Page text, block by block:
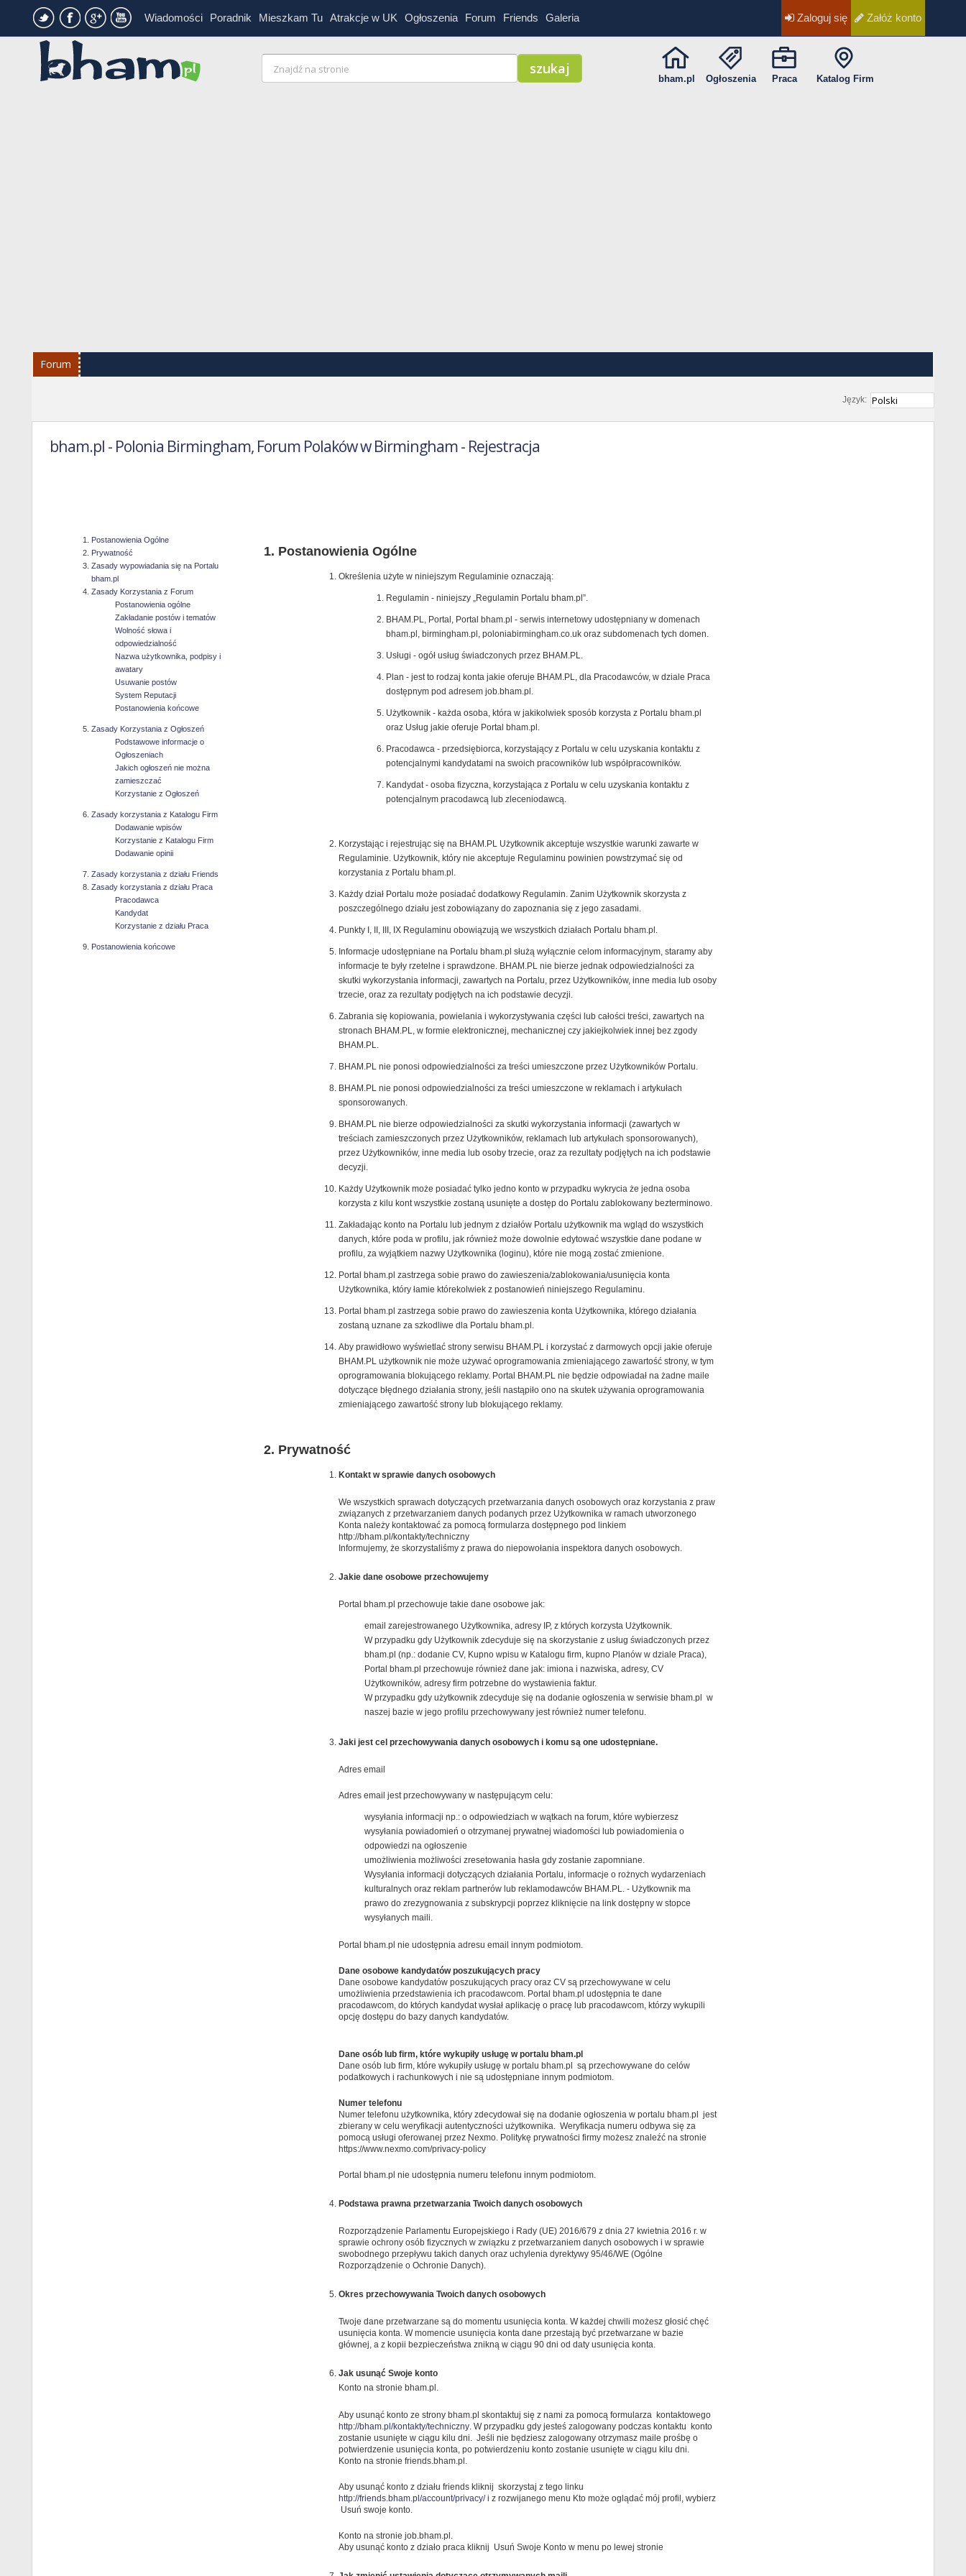
Wiadomości Poradnik Mieszkam Tu Atrakcje w UK Ogłoszenia Forum Friends Galeria Zaloguj się Załóż konto
bham.pl Ogłoszenia Praca Katalog Firm
Forum
Język:
bham.pl - Polonia Birmingham, Forum Polaków w Birmingham - Rejestracja
Postanowienia Ogólne
Prywatność
Zasady wypowiadania się na Portalu
bham.pl
Zasady Korzystania z Forum
Postanowienia ogólne
Zakładanie postów i tematów
Wolność słowa i
odpowiedzialność
Nazwa użytkownika, podpisy i
awatary
Usuwanie postów
System Reputacji
Postanowienia końcowe
Zasady Korzystania z Ogłoszeń
Podstawowe informacje o
Ogłoszeniach
Jakich ogłoszeń nie można
zamieszczać
Korzystanie z Ogłoszeń
Zasady korzystania z Katalogu Firm
Dodawanie wpisów
Korzystanie z Katalogu Firm
Dodawanie opinii
Zasady korzystania z działu Friends
Zasady korzystania z działu Praca
Pracodawca
Kandydat
Korzystanie z działu Praca
Postanowienia końcowe
Postanowienia Ogólne
Określenia użyte w niniejszym Regulaminie oznaczają:
Regulamin - niniejszy „Regulamin Portalu bham.pl”.
BHAM.PL, Portal, Portal bham.pl - serwis internetowy udostępniany w domenach
bham.pl, birmingham.pl, poloniabirmingham.co.uk oraz subdomenach tych domen.
Usługi - ogół usług świadczonych przez BHAM.PL.
Plan - jest to rodzaj konta jakie oferuje BHAM.PL, dla Pracodawców, w dziale Praca
dostępnym pod adresem job.bham.pl.
Użytkownik - każda osoba, która w jakikolwiek sposób korzysta z Portalu bham.pl
oraz Usług jakie oferuje Portal bham.pl.
Pracodawca - przedsiębiorca, korzystający z Portalu w celu uzyskania kontaktu z
potencjalnymi kandydatami na swoich pracowników lub współpracowników.
Kandydat - osoba fizyczna, korzystająca z Portalu w celu uzyskania kontaktu z
potencjalnym pracodawcą lub zleceniodawcą.
Korzystając i rejestrując się na BHAM.PL Użytkownik akceptuje wszystkie warunki zawarte w
Regulaminie. Użytkownik, który nie akceptuje Regulaminu powinien powstrzymać się od
korzystania z Portalu bham.pl.
Każdy dział Portalu może posiadać dodatkowy Regulamin. Zanim Użytkownik skorzysta z
poszczególnego działu jest zobowiązany do zapoznania się z jego zasadami.
Punkty I, II, III, IX Regulaminu obowiązują we wszystkich działach Portalu bham.pl.
Informacje udostępniane na Portalu bham.pl służą wyłącznie celom informacyjnym, staramy aby
informacje te były rzetelne i sprawdzone. BHAM.PL nie bierze jednak odpowiedzialności za
skutki wykorzystania informacji, zawartych na Portalu, przez Użytkowników, inne media lub osoby
trzecie, oraz za rezultaty podjętych na ich podstawie decyzji.
Zabrania się kopiowania, powielania i wykorzystywania części lub całości treści, zawartych na
stronach BHAM.PL, w formie elektronicznej, mechanicznej czy jakiejkolwiek innej bez zgody
BHAM.PL.
BHAM.PL nie ponosi odpowiedzialności za treści umieszczone przez Użytkowników Portalu.
BHAM.PL nie ponosi odpowiedzialności za treści umieszczone w reklamach i artykułach
sponsorowanych.
BHAM.PL nie bierze odpowiedzialności za skutki wykorzystania informacji (zawartych w
treściach zamieszczonych przez Użytkowników, reklamach lub artykułach sponsorowanych),
przez Użytkowników, inne media lub osoby trzecie, oraz za rezultaty podjętych na ich podstawie
decyzji.
Każdy Użytkownik może posiadać tylko jedno konto w przypadku wykrycia że jedna osoba
korzysta z kilu kont wszystkie zostaną usunięte a dostęp do Portalu zablokowany bezterminowo.
Zakładając konto na Portalu lub jednym z działów Portalu użytkownik ma wgląd do wszystkich
danych, które poda w profilu, jak również może dowolnie edytować wszystkie dane podane w
profilu, za wyjątkiem nazwy Użytkownika (loginu), które nie mogą zostać zmienione.
Portal bham.pl zastrzega sobie prawo do zawieszenia/zablokowania/usunięcia konta
Użytkownika, który łamie którekolwiek z postanowień niniejszego Regulaminu.
Portal bham.pl zastrzega sobie prawo do zawieszenia konta Użytkownika, którego działania
zostaną uznane za szkodliwe dla Portalu bham.pl.
Aby prawidłowo wyświetlać strony serwisu BHAM.PL i korzystać z darmowych opcji jakie oferuje
BHAM.PL użytkownik nie może używać oprogramowania zmieniającego zawartość strony, w tym
oprogramowania blokującego reklamy. Portal BHAM.PL nie będzie odpowiadał na żadne maile
dotyczące błędnego działania strony, jeśli nastąpiło ono na skutek używania oprogramowania
zmieniającego zawartość strony lub blokującego reklamy.
Prywatność
Kontakt w sprawie danych osobowych
We wszystkich sprawach dotyczących przetwarzania danych osobowych oraz korzystania z praw
związanych z przetwarzaniem danych podanych przez Użytkownika w ramach utworzonego
Konta należy kontaktować za pomocą formularza dostępnego pod linkiem
http://bham.pl/kontakty/techniczny
Informujemy, że skorzystaliśmy z prawa do niepowołania inspektora danych osobowych.
Jakie dane osobowe przechowujemy
Portal bham.pl przechowuje takie dane osobowe jak:
email zarejestrowanego Użytkownika, adresy IP, z których korzysta Użytkownik.
W przypadku gdy Użytkownik zdecyduje się na skorzystanie z usług świadczonych przez
bham.pl (np.: dodanie CV, Kupno wpisu w Katalogu firm, kupno Planów w dziale Praca),
Portal bham.pl przechowuje również dane jak: imiona i nazwiska, adresy, CV
Użytkowników, adresy firm potrzebne do wystawienia faktur.
W przypadku gdy użytkownik zdecyduje się na dodanie ogłoszenia w serwisie bham.pl w
naszej bazie w jego profilu przechowywany jest również numer telefonu.
Jaki jest cel przechowywania danych osobowych i komu są one udostępniane.
Adres email
Adres email jest przechowywany w następującym celu:
wysyłania informacji np.: o odpowiedziach w wątkach na forum, które wybierzesz
wysyłania powiadomień o otrzymanej prywatnej wiadomości lub powiadomienia o
odpowiedzi na ogłoszenie
umożliwienia możliwości zresetowania hasła gdy zostanie zapomniane.
Wysyłania informacji dotyczących działania Portalu, informacje o rożnych wydarzeniach
kulturalnych oraz reklam partnerów lub reklamodawców BHAM.PL. - Użytkownik ma
prawo do zrezygnowania z subskrypcji poprzez kliknięcie na link dostępny w stopce
wysyłanych maili.
Portal bham.pl nie udostępnia adresu email innym podmiotom.
Dane osobowe kandydatów poszukujących pracy
Dane osobowe kandydatów poszukujących pracy oraz CV są przechowywane w celu
umożliwienia przedstawienia ich pracodawcom. Portal bham.pl udostępnia te dane
pracodawcom, do których kandydat wysłał aplikację o pracę lub pracodawcom, którzy wykupili
opcję dostępu do bazy danych kandydatów.
Dane osób lub firm, które wykupiły usługę w portalu bham.pl
Dane osób lub firm, które wykupiły usługę w portalu bham.pl są przechowywane do celów
podatkowych i rachunkowych i nie są udostępniane innym podmiotom.
Numer telefonu
Numer telefonu użytkownika, który zdecydował się na dodanie ogłoszenia w portalu bham.pl jest
zbierany w celu weryfikacji autentyczności użytkownika. Weryfikacja numeru odbywa się za
pomocą usługi oferowanej przez Nexmo. Politykę prywatności firmy możesz znaleźć na stronie
https://www.nexmo.com/privacy-policy
Portal bham.pl nie udostępnia numeru telefonu innym podmiotom.
Podstawa prawna przetwarzania Twoich danych osobowych
Rozporządzenie Parlamentu Europejskiego i Rady (UE) 2016/679 z dnia 27 kwietnia 2016 r. w
sprawie ochrony osób fizycznych w związku z przetwarzaniem danych osobowych i w sprawie
swobodnego przepływu takich danych oraz uchylenia dyrektywy 95/46/WE (Ogólne
Rozporządzenie o Ochronie Danych).
Okres przechowywania Twoich danych osobowych
Twoje dane przetwarzane są do momentu usunięcia konta. W każdej chwili możesz głosić chęć
usunięcia konta. W momencie usunięcia konta dane przestają być przetwarzane w bazie
głównej, a z kopii bezpieczeństwa znikną w ciągu 90 dni od daty usunięcia konta.
Jak usunąć Swoje konto
Konto na stronie bham.pl.
Aby usunąć konto ze strony bham.pl skontaktuj się z nami za pomocą formularza kontaktowego
http://bham.pl/kontakty/techniczny. W przypadku gdy jesteś zalogowany podczas kontaktu konto
zostanie usunięte w ciągu kilu dni. Jeśli nie będziesz zalogowany otrzymasz maile prośbę o
potwierdzenie usunięcia konta, po potwierdzeniu konto zostanie usunięte w ciągu kilu dni.
Konto na stronie friends.bham.pl.
Aby usunąć konto z działu friends kliknij skorzystaj z tego linku
http://friends.bham.pl/account/privacy/i z rozwijanego menu Kto może oglądać mój profil, wybierz
Usuń swoje konto.
Konto na stronie job.bham.pl.
Aby usunąć konto z działo praca kliknij Usuń Swoje Konto w menu po lewej stronie